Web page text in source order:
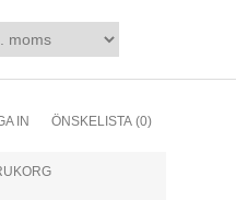
IN ÖNSKELISTA (0)